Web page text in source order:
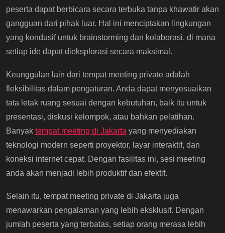
peserta dapat berbicara secara terbuka tanpa khawatir akan
gangguan dari pihak luar. Hal ini menciptakan lingkungan
yang kondusif untuk brainstorming dan kolaborasi, di mana
setiap ide dapat dieksplorasi secara maksimal.
Keunggulan lain dari tempat meeting private adalah
fleksibilitas dalam pengaturan. Anda dapat menyesuaikan
tata letak ruang sesuai dengan kebutuhan, baik itu untuk
presentasi, diskusi kelompok, atau bahkan pelatihan.
Banyak tempat meeting di Jakarta yang menyediakan
teknologi modern seperti proyektor, layar interaktif, dan
koneksi internet cepat. Dengan fasilitas ini, sesi meeting
anda akan menjadi lebih produktif dan efektif.
Selain itu, tempat meeting private di Jakarta juga
menawarkan pengalaman yang lebih eksklusif. Dengan
jumlah peserta yang terbatas, setiap orang merasa lebih